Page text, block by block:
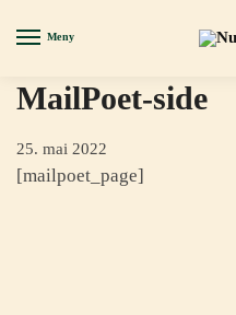
Meny
MailPoet-side
25. mai 2022
[mailpoet_page]